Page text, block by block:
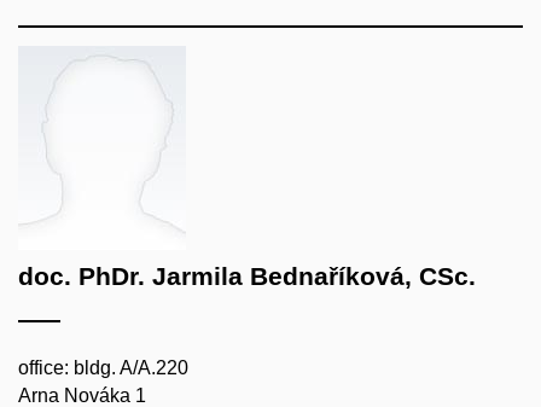
doc. PhDr. Jarmila Bednaříková, CSc.
office: bldg. A/A.220
Arna Nováka 1